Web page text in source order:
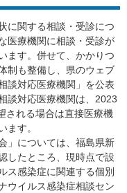
に関する相談・受診につ
医療機関に相談・受診が
ます。併せて、かかりつ
制も整備し、県のウェブ
談対応医療機関」を公表
談対応医療機関は、2023
される場合は直接医療機
ます。
」については、福島県新
したところ、現時点で設
ス感染症に関連する個別
ウイルス感染症相談セン